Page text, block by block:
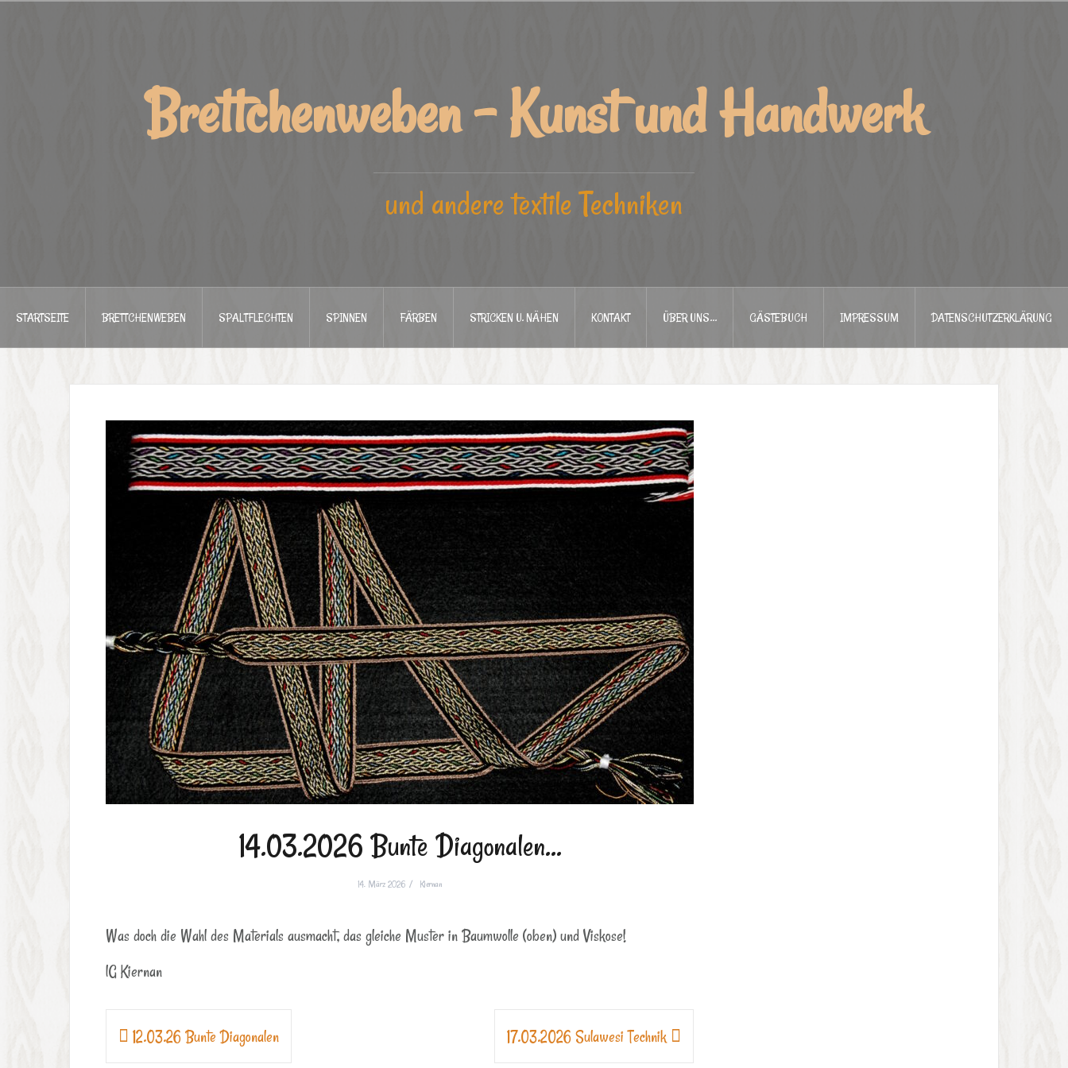
Brettchenweben - Kunst und Handwerk
und andere textile Techniken
STARTSEITE BRETTCHENWEBEN SPALTFLECHTEN SPINNEN FÄRBEN STRICKEN U. NÄHEN KONTAKT ÜBER UNS… GÄSTEBUCH IMPRESSUM DATENSCHUTZERKLÄRUNG
14.03.2026 Bunte Diagonalen…
14. März 2026 Kiernan
Was doch die Wahl des Materials ausmacht, das gleiche Muster in Baumwolle (oben) und Viskose!
lG Kiernan
Beitragsnavigation
12.03.26 Bunte Diagonalen 17.03.2026 Sulawesi Technik